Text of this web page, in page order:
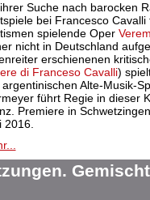
Suche nach barocken
bei Francesco
spielende Oper
nicht in Deutschland
erschienenen
di Franceso Cavalli)
Alte-Musik-
führt Regie in dieser
Premiere in
2016.